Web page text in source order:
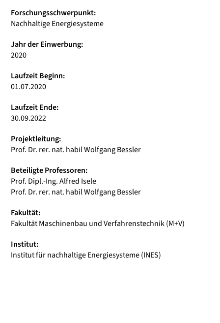
Forschungsschwerpunkt:
Nachhaltige Energiesysteme
Jahr der Einwerbung:
2020
Laufzeit Beginn:
01.07.2020
Laufzeit Ende:
30.09.2022
Projektleitung:
Prof. Dr. rer. nat. habil Wolfgang Bessler
Beteiligte Professoren:
Prof. Dipl.-Ing. Alfred Isele
Prof. Dr. rer. nat. habil Wolfgang Bessler
Fakultät:
Fakultät Maschinenbau und Verfahrenstechnik (M+V)
Institut:
Institut für nachhaltige Energiesysteme (INES)